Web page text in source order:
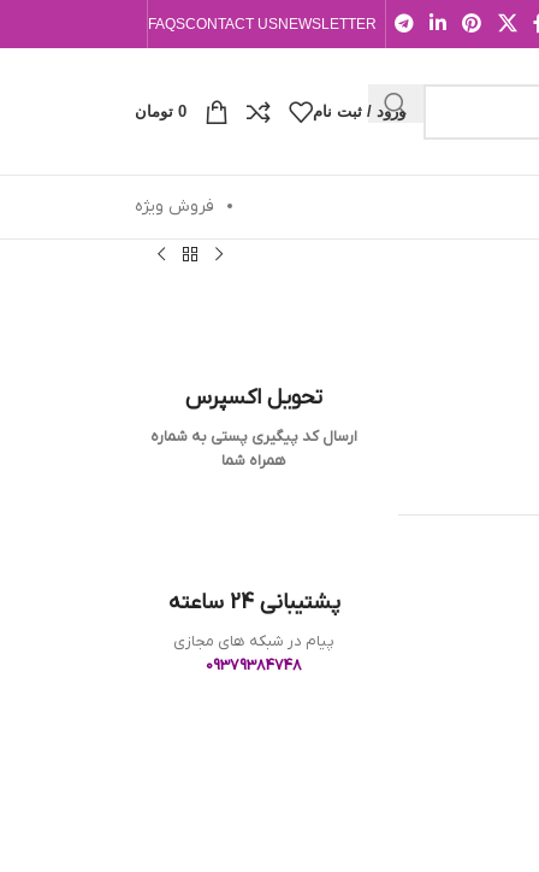
NEWSLETTER
CONTACT US
FAQS
ورود / ثبت نام 0 تومان
فروش ویژه
تحویل اکسپرس
ارسال کد پیگیری پستی به شماره
همراه شما
پشتیبانی 24 ساعته
پیام در شبکه های مجازی
09379384748